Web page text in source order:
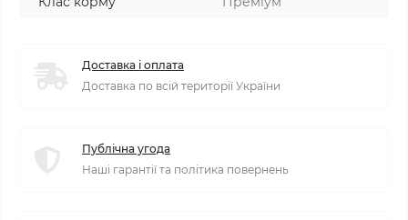
Доставка і оплата
Доставка по всій території України
Публічна угода
Наші гарантії та політика повернень